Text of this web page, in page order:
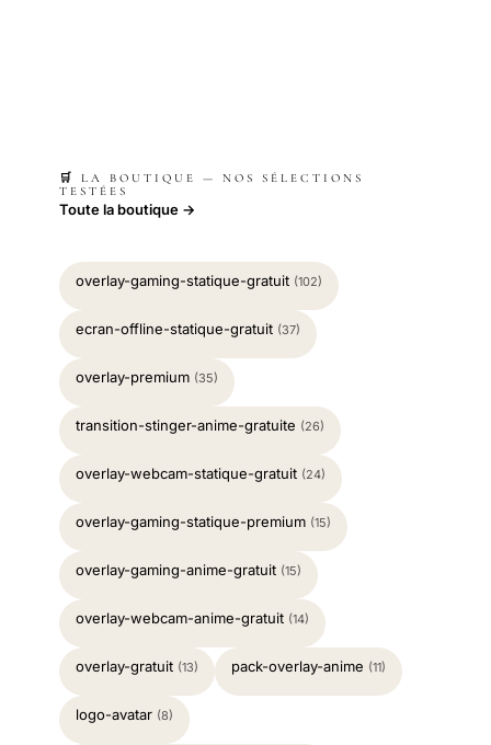
🛒 LA BOUTIQUE — NOS SÉLECTIONS
TESTÉES
Toute la boutique →
overlay-gaming-statique-gratuit (102)
ecran-offline-statique-gratuit (37)
overlay-premium (35)
transition-stinger-anime-gratuite (26)
overlay-webcam-statique-gratuit (24)
overlay-gaming-statique-premium (15)
overlay-gaming-anime-gratuit (15)
overlay-webcam-anime-gratuit (14)
overlay-gratuit (13) pack-overlay-anime (11)
logo-avatar (8)